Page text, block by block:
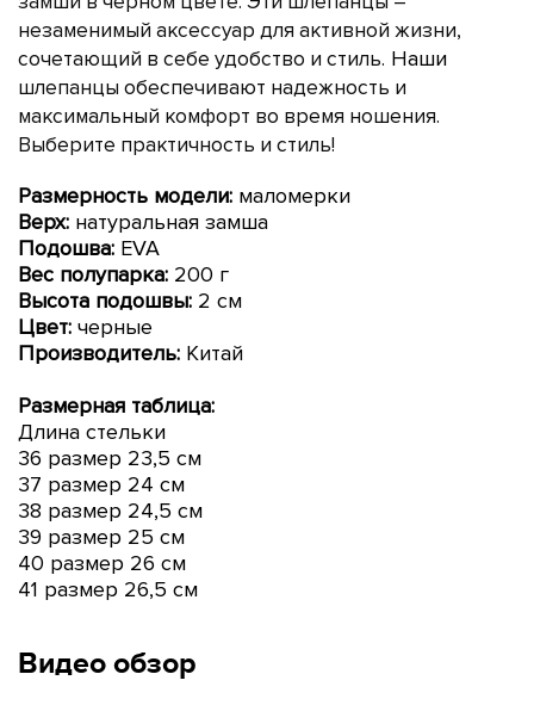
незаменимый аксессуар для активной жизни,
сочетающий в себе удобство и стиль. Наши
шлепанцы обеспечивают надежность и
максимальный комфорт во время ношения.
Выберите практичность и стиль!
Размерность модели: маломерки
Верх: натуральная замша
Подошва: EVA
Вес полупарка: 200 г
Высота подошвы: 2 см
Цвет: черные
Производитель: Китай
Размерная таблица:
Длина стельки
36 размер 23,5 см
37 размер 24 см
38 размер 24,5 см
39 размер 25 см
40 размер 26 см
41 размер 26,5 см
Видео обзор